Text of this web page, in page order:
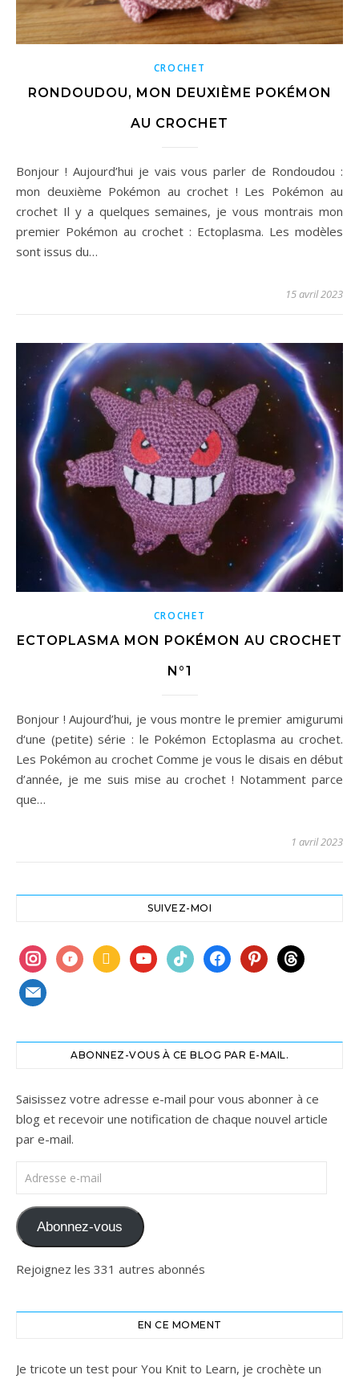
CROCHET
RONDOUDOU, MON DEUXIÈME POKÉMON
AU CROCHET
Bonjour ! Aujourd’hui je vais vous parler de Rondoudou :
mon deuxième Pokémon au crochet ! Les Pokémon au
crochet Il y a quelques semaines, je vous montrais mon
premier Pokémon au crochet : Ectoplasma. Les modèles
sont issus du…
15 avril 2023
CROCHET
ECTOPLASMA MON POKÉMON AU CROCHET
N°1
Bonjour ! Aujourd’hui, je vous montre le premier amigurumi
d‘une (petite) série : le Pokémon Ectoplasma au crochet.
Les Pokémon au crochet Comme je vous le disais en début
d’année, je me suis mise au crochet ! Notamment parce
que…
1 avril 2023
SUIVEZ-MOI
instagram
ravelrybook youtubetiktokfacebookpinterest
threads
mail
ABONNEZ-VOUS À CE BLOG PAR E-MAIL.
Saisissez votre adresse e-mail pour vous abonner à ce
blog et recevoir une notification de chaque nouvel article
par e-mail.
Adresse e-mail
Abonnez-vous
Rejoignez les 331 autres abonnés
EN CE MOMENT
Je tricote un test pour You Knit to Learn, je crochète un